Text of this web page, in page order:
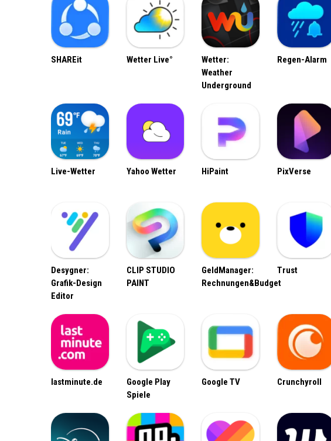
SHAREit Wetter Live°
Wetter:
Weather
Underground
Regen-Alarm
Live-Wetter Yahoo Wetter HiPaint PixVerse
Desygner:
Grafik-Design
Editor
CLIP STUDIO
PAINT
GeldManager:
Rechnungen&Budget
Trust
lastminute.de
Google Play
Spiele
Google TV Crunchyroll